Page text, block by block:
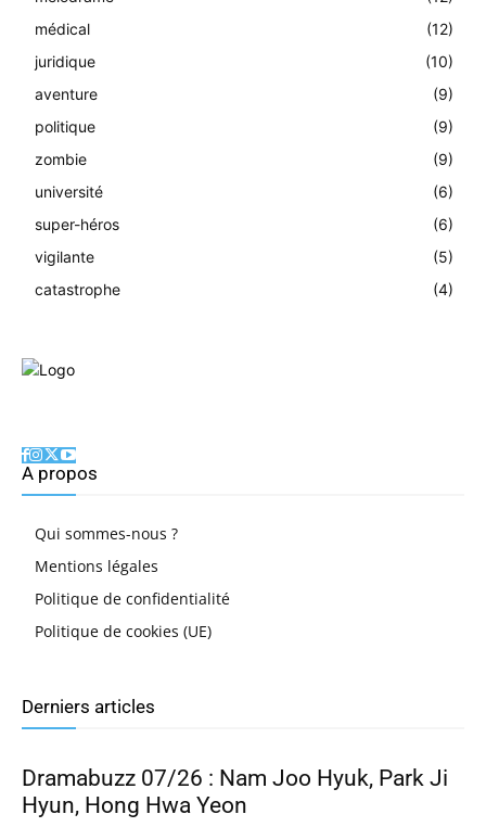
médical
(12)
juridique
(10)
aventure
(9)
politique
(9)
zombie
(9)
université
(6)
super-héros
(6)
vigilante
(5)
catastrophe
(4)
A propos
Qui sommes-nous ?
Mentions légales
Politique de confidentialité
Politique de cookies (UE)
Derniers articles
Dramabuzz 07/26 : Nam Joo Hyuk, Park Ji
Hyun, Hong Hwa Yeon